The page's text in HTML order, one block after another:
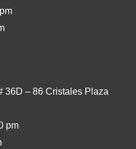
36D – 86 Cristales Plaza
pm